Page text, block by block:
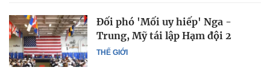
THẾ GIỚI
Đối phó 'Mối uy hiếp' Nga -
Trung, Mỹ tái lập Hạm đội 2